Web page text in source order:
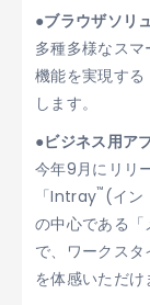
●ブラウザソリ
多種多様なス
機能を実現す
します。
●ビジネス用ア
今年9月にリリ
「Intray™ (イン
の中心である「
で、ワークス
を体感いただけ